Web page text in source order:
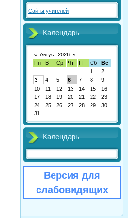
Сайты учителей
Календарь
« Август 2026 »
Пн
Вт Ср Чт Пт Сб
Вс
1
2
3
4 5 6 7 8
9
10
11 12 13 14 15
16
17
18 19 20 21 22
23
24
25 26 27 28 29
30
31
Календарь
Версия для
слабовидящих